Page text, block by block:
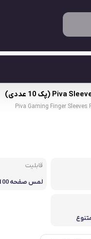
Piva Gaming Finger
قابلیت